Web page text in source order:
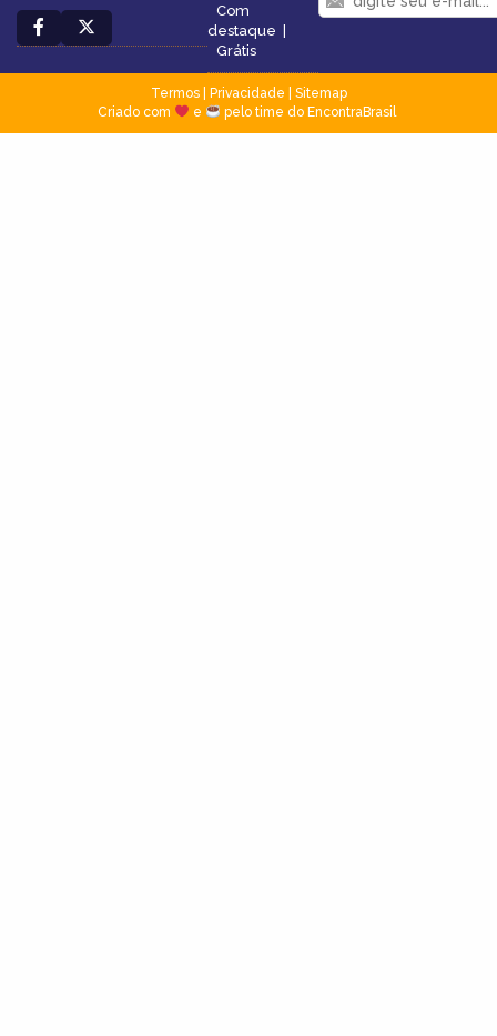
Com
destaque |
Grátis
Termos| Privacidade
Sitemap
Criado com
e pelo time do EncontraBrasil